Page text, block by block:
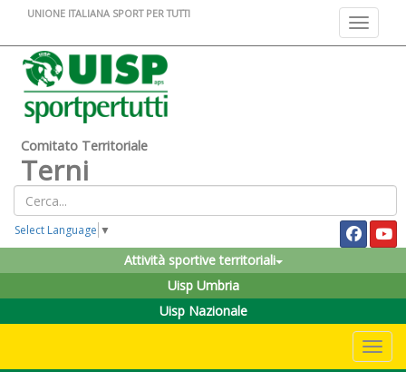
Toggle
UNIONE ITALIANA SPORT PER TUTTI
Comitato Territoriale
Terni
Select Language ▼
Attività sportive territoriali
Uisp Umbria
Uisp Nazionale